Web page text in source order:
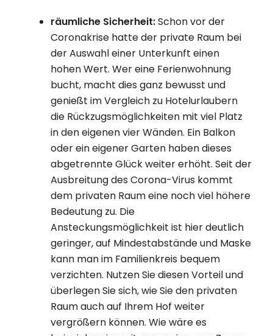
räumliche Sicherheit:Schon vor der
Coronakrise hatte der private Raum bei
der Auswahl einer Unterkunft einen
hohen Wert. Wer eine Ferienwohnung
bucht, macht dies ganz bewusst und
genießt im Vergleich zu Hotelurlaubern
die Rückzugsmöglichkeiten mit viel Platz
in den eigenen vier Wänden. Ein Balkon
oder ein eigener Garten haben dieses
abgetrennte Glück weiter erhöht. Seit der
Ausbreitung des Corona-Virus kommt
dem privaten Raum eine noch viel höhere
Bedeutung zu. Die
Ansteckungsmöglichkeit ist hier deutlich
geringer, auf Mindestabstände und Maske
kann man im Familienkreis bequem
verzichten. Nutzen Sie diesen Vorteil und
überlegen Sie sich, wie Sie den privaten
Raum auch auf Ihrem Hof weiter
vergrößern können. Wie wäre es